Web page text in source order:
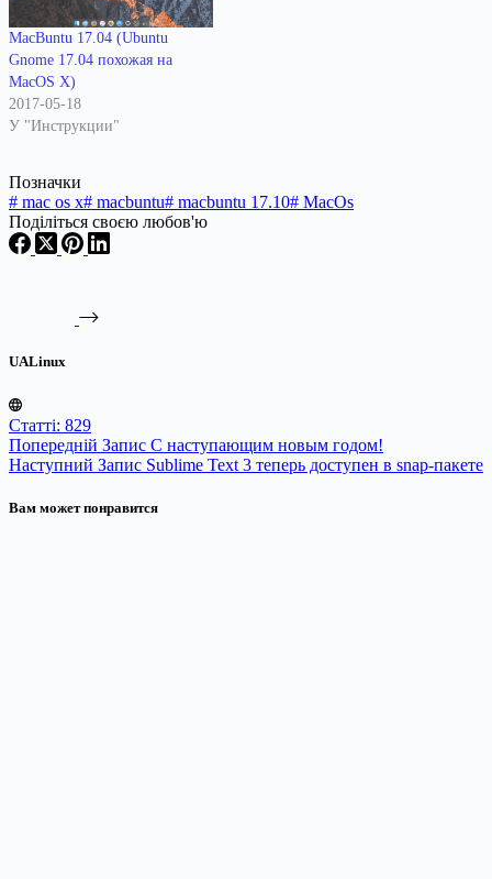
MacBuntu 17.04 (Ubuntu
Gnome 17.04 похожая на
MacOS X)
2017-05-18
У "Инструкции"
Позначки
# mac os x# macbuntu# macbuntu 17.10# MacOs
Поділіться своєю любов'ю
UALinux
Статті: 829
Попередній Запис С наступающим новым годом!
Наступний Запис Sublime Text 3 теперь доступен в snap-пакете
Вам может понравится